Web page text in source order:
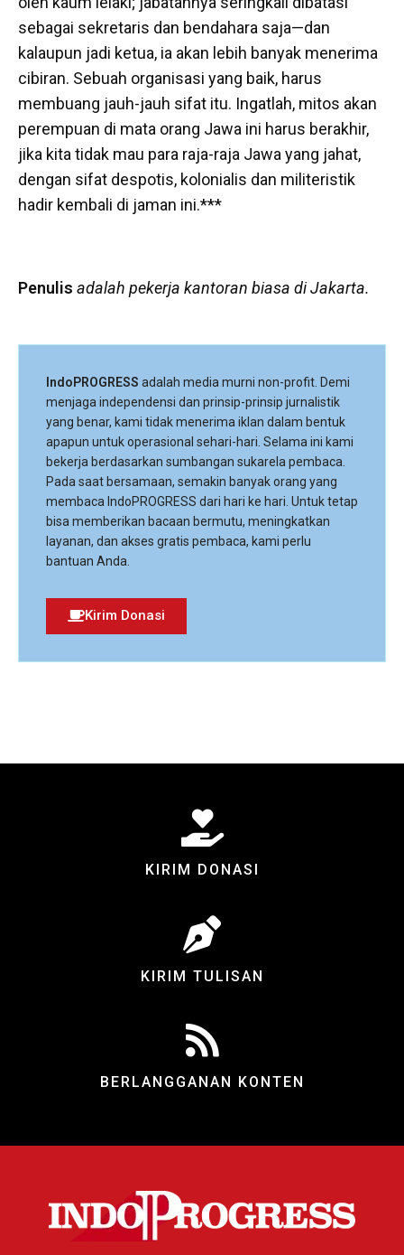
sebagai sekretaris dan bendahara saja—dan
kalaupun jadi ketua, ia akan lebih banyak menerima
cibiran. Sebuah organisasi yang baik, harus
membuang jauh-jauh sifat itu. Ingatlah, mitos akan
perempuan di mata orang Jawa ini harus berakhir,
jika kita tidak mau para raja-raja Jawa yang jahat,
dengan sifat despotis, kolonialis dan militeristik
hadir kembali di jaman ini.***
Penulis adalah pekerja kantoran biasa di Jakarta.
IndoPROGRESS adalah media murni non-profit. Demi
menjaga independensi dan prinsip-prinsip jurnalistik
yang benar, kami tidak menerima iklan dalam bentuk
apapun untuk operasional sehari-hari. Selama ini kami
bekerja berdasarkan sumbangan sukarela pembaca.
Pada saat bersamaan, semakin banyak orang yang
membaca IndoPROGRESS dari hari ke hari. Untuk tetap
bisa memberikan bacaan bermutu, meningkatkan
layanan, dan akses gratis pembaca, kami perlu
bantuan Anda.
Kirim Donasi
KIRIM DONASI
KIRIM TULISAN
BERLANGGANAN KONTEN